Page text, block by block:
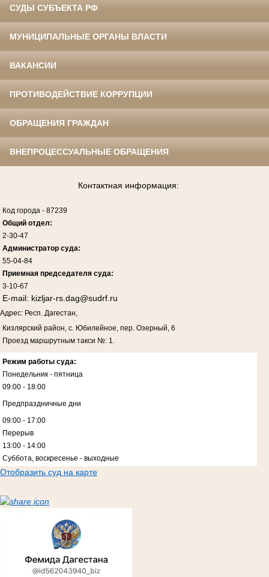
СУДЫ СУБЪЕКТА РФ
МУНИЦИПАЛЬНЫЕ ОРГАНЫ ВЛАСТИ
ВАКАНСИИ
ПРОТИВОДЕЙСТВИЕ КОРРУПЦИИ
ОБРАЩЕНИЯ ГРАЖДАН
ВНЕПРОЦЕССУАЛЬНЫЕ ОБРАЩЕНИЯ
Контактная информация:
Код города - 87239
Общий отдел:
2-30-47
Администратор суда:
55-04-84
Приемная председателя суда:
3-10-67
E-mail: kizljar-rs.dag@sudrf.ru
Адрес: Респ. Дагестан,
Кизлярский район, с. Юбилейное, пер. Озерный, 6
Проезд маршрутным такси №: 1.
Режим работы суда:
Понедельник - пятница
09:00 - 18:00
Предпраздничные дни
09:00 - 17:00
Перерыв
13:00 - 14:00
Суббота, воскресенье - выходные
Отобразить суд на карте